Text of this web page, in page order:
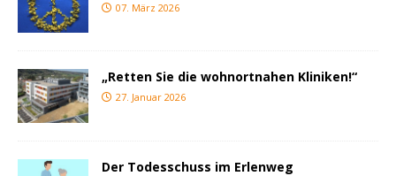
07. März 2026
„Retten Sie die wohnortnahen Kliniken!“
27. Januar 2026
Der Todesschuss im Erlenweg